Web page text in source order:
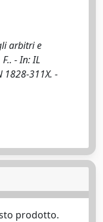
arbitri e
- In: IL
1828-311X. -
prodotto.